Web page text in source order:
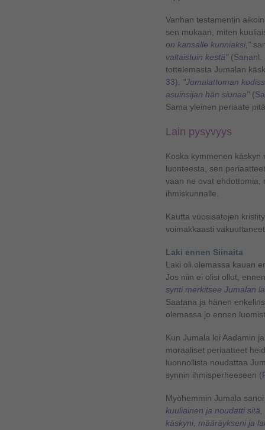
Vanhan testamentin
sen mukaan, miten
on kansalle kunniaksi,"
valtaistuin kestä" (Sananl.
tottelemasta Jumalan
33).
"Jumalattoman
asuinsijan hän siunaa"
Sama yleinen periaate
Lain pysyvyys
Koska kymmenen
luonteesta, sen
vaan ne ovat ehdottomia,
ihmiskunnalle.
Kautta vuosisatojen
voimakkaasti
Laki ennen Siinaita
Laki oli olemassa kauan
Jos niin ei olisi ollut,
synti merkitsee Jumalan
Saatana ja hänen
olemassa jo ennen
Kun Jumala loi Aadamin
moraaliset periaatteet
luonnollista noudattaa
synnin ihmisperheeseen
Myöhemmin Jumala
kuuliainen ja noudatti
käskyni, määräykseni ja